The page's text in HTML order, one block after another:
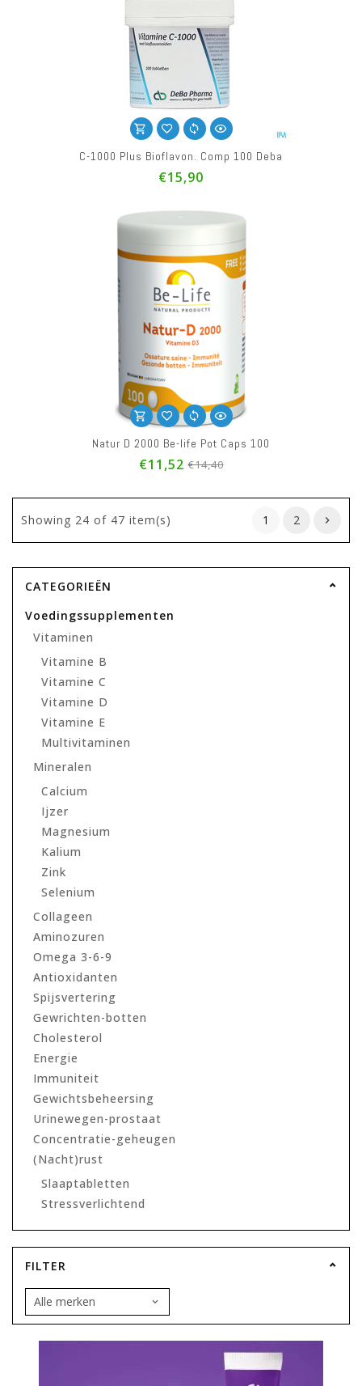
C-1000 Plus Bioflavon. Comp 100 Deba
€15,90
Natur D 2000 Be-life Pot Caps 100
€11,52 €14,40
Showing 24 of 47 item(s) 1 2
CATEGORIEËN
Voedingssupplementen
Vitaminen
Vitamine B
Vitamine C
Vitamine D
Vitamine E
Multivitaminen
Mineralen
Calcium
Ijzer
Magnesium
Kalium
Zink
Selenium
Collageen
Aminozuren
Omega 3-6-9
Antioxidanten
Spijsvertering
Gewrichten-botten
Cholesterol
Energie
Immuniteit
Gewichtsbeheersing
Urinewegen-prostaat
Concentratie-geheugen
(Nacht)rust
Slaaptabletten
Stressverlichtend
FILTER